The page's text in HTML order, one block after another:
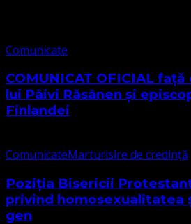
Comunicate
COMUNICAT OFICIAL
lui Päivi Räsänen și
Finlandei
ComunicateMarturisire de credință
Poziția Bisericii
privind homosexualitatea
gen